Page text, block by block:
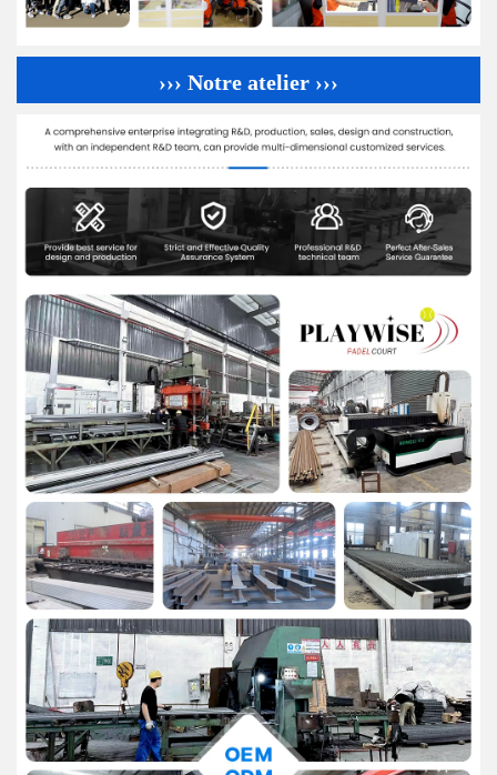
››› Notre atelier ›››